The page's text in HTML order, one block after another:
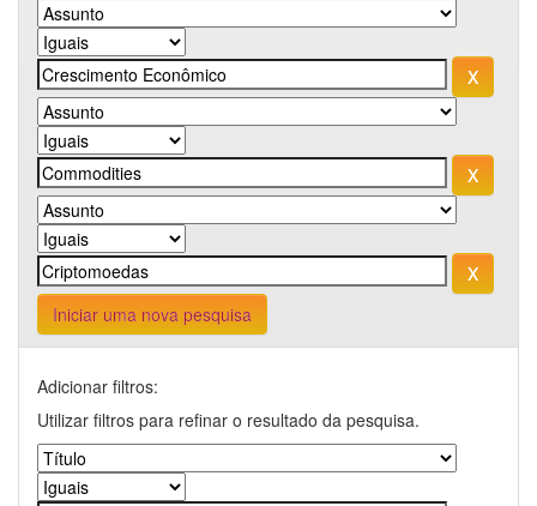
Iniciar uma nova pesquisa
Adicionar filtros:
Utilizar filtros para refinar o resultado da pesquisa.